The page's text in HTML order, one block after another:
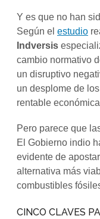
Y es que no han
Según el estudio
Indversis
cambio normativo
un disruptivo
un desplome de
rentable
Pero parece que
El Gobierno indio
evidente de
alternativa más
combustibles
CINCO CLAVES